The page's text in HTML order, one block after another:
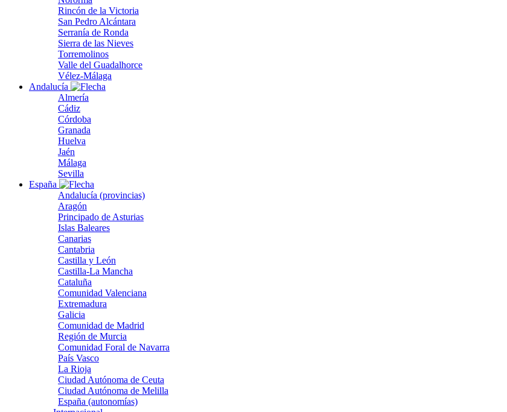
Rincón de la Victoria
San Pedro Alcántara
Serranía de Ronda
Sierra de las Nieves
Torremolinos
Valle del Guadalhorce
Vélez-Málaga
Andalucía
Almería
Cádiz
Córdoba
Granada
Huelva
Jaén
Málaga
Sevilla
España
Andalucía (provincias)
Aragón
Principado de Asturias
Islas Baleares
Canarias
Cantabria
Castilla y León
Castilla-La Mancha
Cataluña
Comunidad Valenciana
Extremadura
Galicia
Comunidad de Madrid
Región de Murcia
Comunidad Foral de Navarra
País Vasco
La Rioja
Ciudad Autónoma de Ceuta
Ciudad Autónoma de Melilla
España (autonomías)